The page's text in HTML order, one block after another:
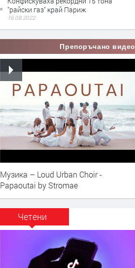
"райски газ" край Париж
16.08.2022
Препоръчано видео
Музика – Loud Urban Choir -
Papaoutai by Stromae
Четени